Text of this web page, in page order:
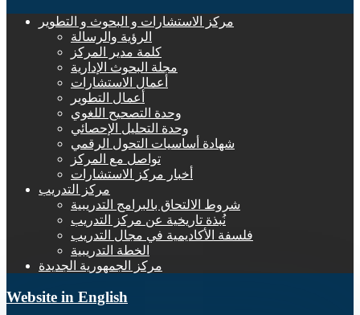
مركز الاستشارات و البحوث و التطوير
الرؤية والرسالة
كلمة مدير المركز
مجلة البحوث الإدارية
أعمال الاستشارات
أعمال التطوير
وحدة التصحيح اللغوي
وحدة التحليل الإحصائي
شهادة أساسيات التحول الرقمي
تواصل مع المركز
أخبار مركز الاستشارات
مركز التدريب
شروط الالتحاق بالبرامج التدريبية
نُبذة تاريخية عن مركز التدريب
فلسفة الأكاديمية في مجال التدريب
الخطة التدريبية
مركز الجمهورية الجديدة
Website in English